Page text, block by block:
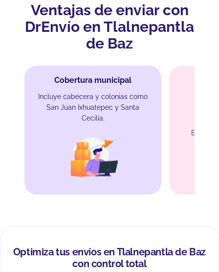
Ventajas de enviar con
DrEnvío en Tlalnepantla
de Baz
Cobertura municipal
Incluye cabecera y colonias como
San Juan Ixhuatepec y Santa
Cecilia.
Entrega
Optimiza tus envíos en Tlalnepantla de Baz
con control total